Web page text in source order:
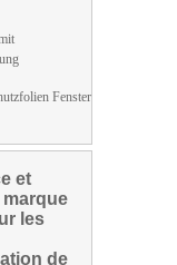
Fenster
et
les
de